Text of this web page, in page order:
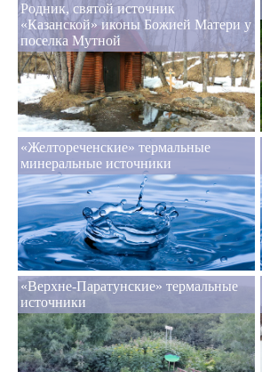
Родник, святой источник
«Казанской» иконы Божией Матери у
поселка Мутной
«Желтореченские» термальные
минеральные источники
«Верхне-Паратунские» термальные
источники